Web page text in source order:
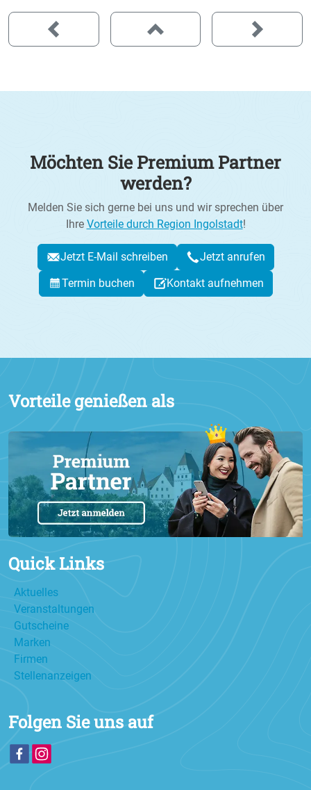
Möchten Sie Premium Partner
werden?
Melden Sie sich gerne bei uns und wir sprechen über
Ihre Vorteile durch Region Ingolstadt!
Jetzt E-Mail schreiben
Jetzt anrufen
Termin buchen
Kontakt aufnehmen
Vorteile genießen als
Quick Links
Aktuelles
Veranstaltungen
Gutscheine
Marken
Firmen
Stellenanzeigen
Folgen Sie uns auf